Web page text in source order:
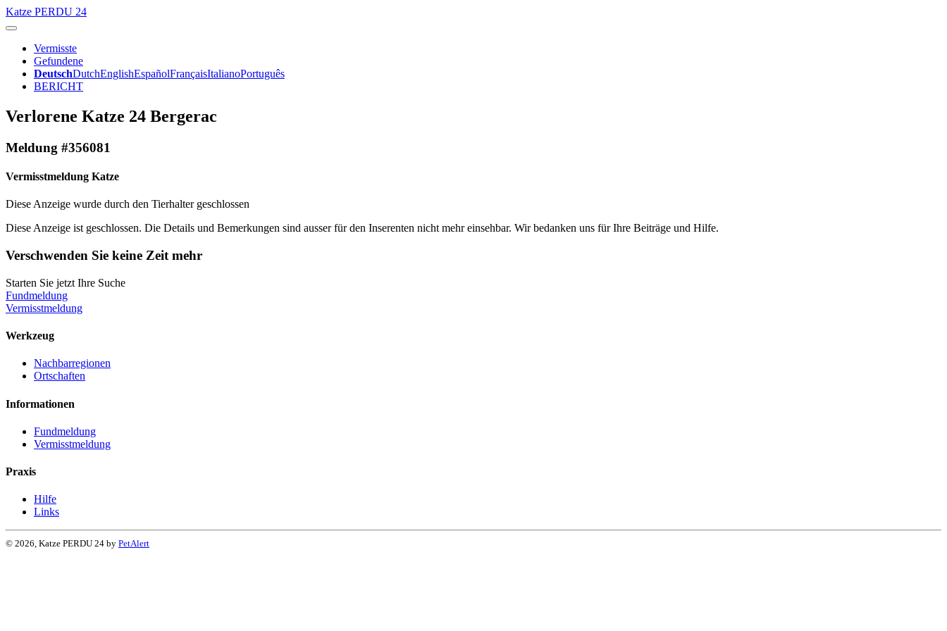
Katze PERDU 24
Vermisste
Gefundene
DeutschDutchEnglishEspañolFrançaisItalianoPortuguês
BERICHT
Verlorene Katze 24 Bergerac
Meldung #356081
Vermisstmeldung Katze
Diese Anzeige wurde durch den Tierhalter geschlossen
Diese Anzeige ist geschlossen. Die Details und Bemerkungen sind ausser für den Inserenten nicht mehr einsehbar. Wir bedanken uns für Ihre Beiträge und Hilfe.
Verschwenden Sie keine Zeit mehr
Starten Sie jetzt Ihre Suche
Fundmeldung
Vermisstmeldung
Werkzeug
Nachbarregionen
Ortschaften
Informationen
Fundmeldung
Vermisstmeldung
Praxis
Hilfe
Links
© 2026, Katze PERDU 24 by PetAlert